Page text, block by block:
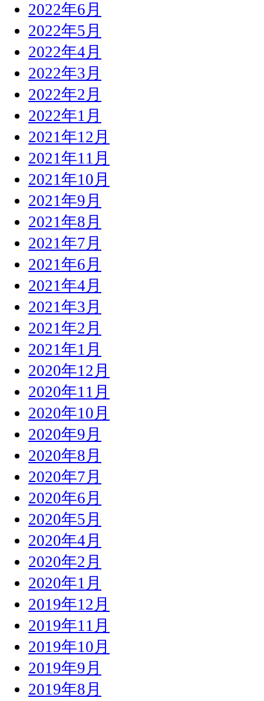
2022年6月
2022年5月
2022年4月
2022年3月
2022年2月
2022年1月
2021年12月
2021年11月
2021年10月
2021年9月
2021年8月
2021年7月
2021年6月
2021年4月
2021年3月
2021年2月
2021年1月
2020年12月
2020年11月
2020年10月
2020年9月
2020年8月
2020年7月
2020年6月
2020年5月
2020年4月
2020年2月
2020年1月
2019年12月
2019年11月
2019年10月
2019年9月
2019年8月